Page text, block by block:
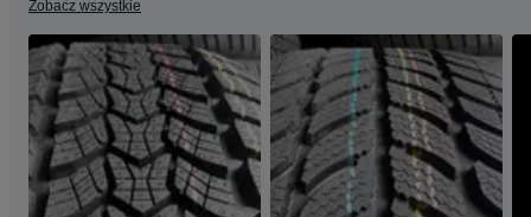
Zobacz wszystkie